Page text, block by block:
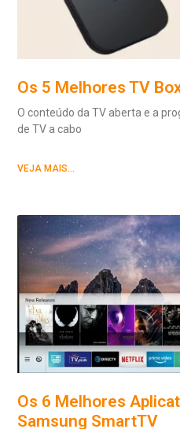
Os 5 Melhores TV
O conteúdo da TV aberta e a
de TV a cabo
VEJA MAIS...
Os 6 Melhores
Samsung SmartTV